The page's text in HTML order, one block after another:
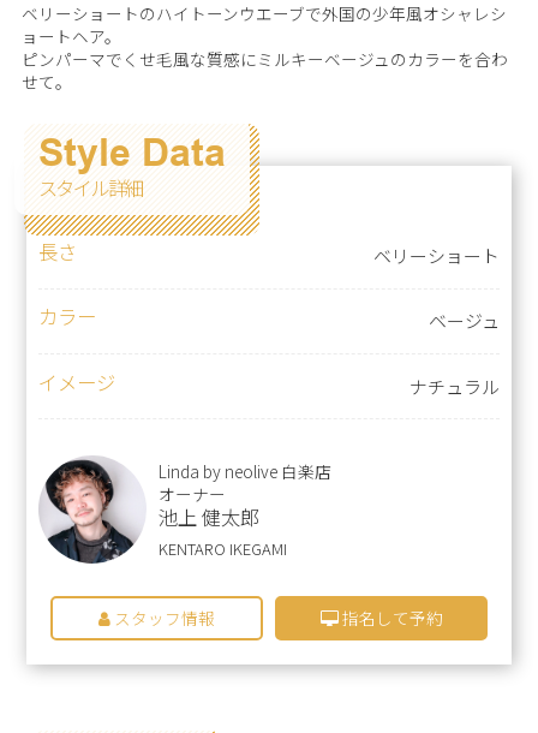
ベリーショートのハイトーンウエーブで外国の少年風オシャレシ
ョートヘア。
ピンパーマでくせ毛風な質感にミルキーベージュのカラーを合わ
せて。
Style Data
スタイル詳細
長さ ベリーショート
カラー ベージュ
イメージ ナチュラル
Linda by neolive 白楽店
オーナー
池上 健太郎
KENTARO IKEGAMI
スタッフ情報 指名して予約